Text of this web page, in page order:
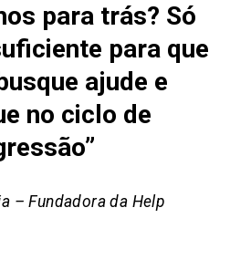
para trás? Só
para que
ajude e
no ciclo de
– Fundadora da Help